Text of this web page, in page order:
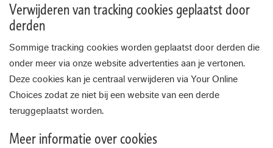
Verwijderen van tracking cookies geplaatst door
derden
Sommige tracking cookies worden geplaatst door derden die
onder meer via onze website advertenties aan je vertonen.
Deze cookies kan je centraal verwijderen via Your Online
Choices zodat ze niet bij een website van een derde
teruggeplaatst worden.
Meer informatie over cookies